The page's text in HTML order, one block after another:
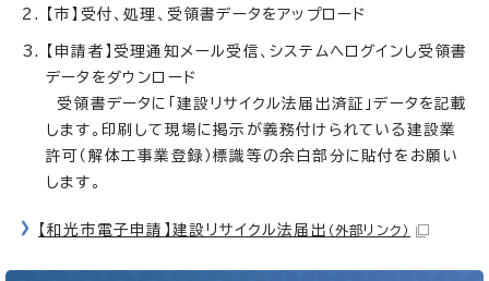
【市】受付、処理、受領書データをアップロード
【申請者】受理通知メール受信、システムへログインし受領書
データをダウンロード
受領書データに「建設リサイクル法届出済証」データを記載
します。印刷して現場に掲示が義務付けられている建設業
許可（解体工事業登録）標識等の余白部分に貼付をお願い
します。
【和光市電子申請】建設リサイクル法届出 （外部リンク）